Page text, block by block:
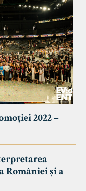
2022 –
României și a